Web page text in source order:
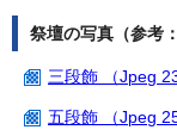
祭壇の写真（参考
三段飾 （Jpeg
五段飾 （Jpeg